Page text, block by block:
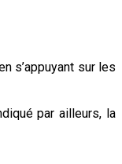
s’appuyant sur les
par ailleurs, la